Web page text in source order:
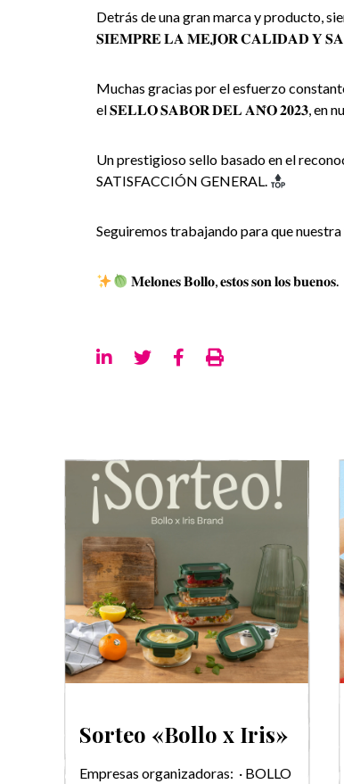
Detrás de una gran marca y producto,
𝐒𝐈𝐄𝐌𝐏𝐑𝐄 𝐋𝐀 𝐌𝐄𝐉𝐎𝐑 𝐂𝐀𝐋𝐈𝐃𝐀𝐃 𝐘
Muchas gracias por el esfuerzo
el 𝐒𝐄𝐋𝐋𝐎 𝐒𝐀𝐁𝐎𝐑 𝐃𝐄𝐋 𝐀𝐍̃𝐎 𝟐𝟎𝟐𝟑, en
Un prestigioso sello basado en el
SATISFACCIÓN GENERAL.
Seguiremos trabajando para que
𝐌𝐞𝐥𝐨𝐧𝐞𝐬 𝐁𝐨𝐥𝐥𝐨, 𝐞𝐬𝐭𝐨𝐬 𝐬𝐨𝐧 𝐥𝐨𝐬 𝐛𝐮𝐞𝐧𝐨𝐬.
Sorteo «Bollo x Iris»
Empresas organizadoras: · BOLLO